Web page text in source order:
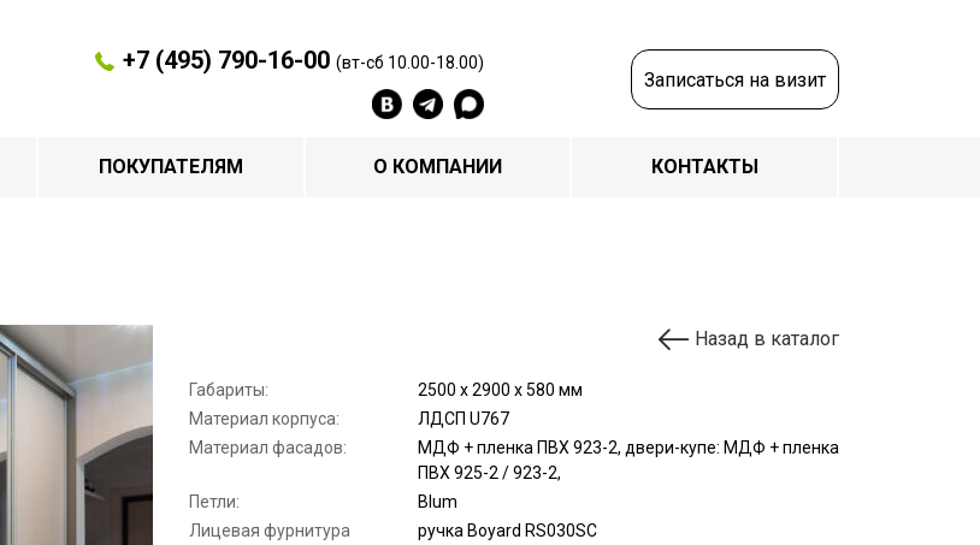
+7 (495) 790-16-00 (вт-сб 10.00-18.00)
Записаться на визит
ПОКУПАТЕЛЯМ О КОМПАНИИ КОНТАКТЫ
Назад в каталог
Габариты:
2500 х 2900 х 580 мм
Материал корпуса:
ЛДСП U767
Материал фасадов:
МДФ + пленка ПВХ 923-2, двери-купе: МДФ + пленка
ПВХ 925-2 / 923-2,
Петли:
Blum
Лицевая фурнитура
ручка Boyard RS030SC